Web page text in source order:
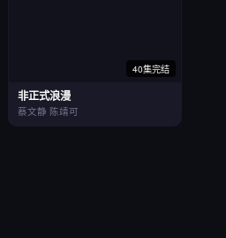
40集完结
非正式浪漫
蔡文静 陈靖可